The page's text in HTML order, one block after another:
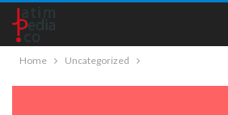
Home Uncategorized